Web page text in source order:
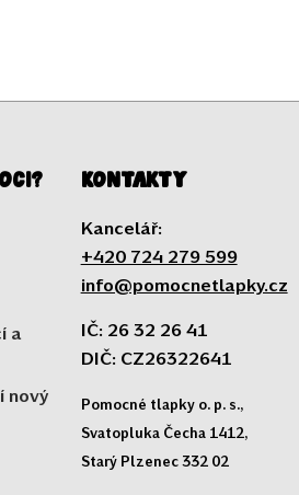
a
nový
Kontakty
Kancelář:
+420 724 279 599
info@pomocnetlapky.cz
IČ: 26 32 26 41
DIČ: CZ26322641
Pomocné tlapky o. p. s.,
Svatopluka Čecha 1412,
Starý Plzenec 332 02